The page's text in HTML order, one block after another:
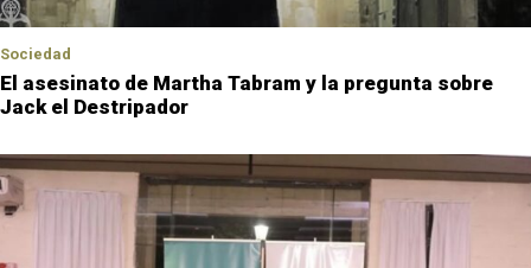
Sociedad
El asesinato de Martha Tabram y la pregunta sobre
Jack el Destripador